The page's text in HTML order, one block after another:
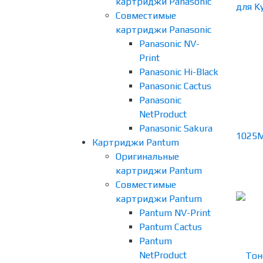
Совместимые
картриджи Panasonic
Panasonic NV-
Print
Panasonic Hi-Black
Panasonic Cactus
Panasonic
NetProduct
Panasonic Sakura
Картриджи Pantum
Оригинальные
картриджи Pantum
Совместимые
картриджи Pantum
Pantum NV-Print
Pantum Cactus
Pantum
NetProduct